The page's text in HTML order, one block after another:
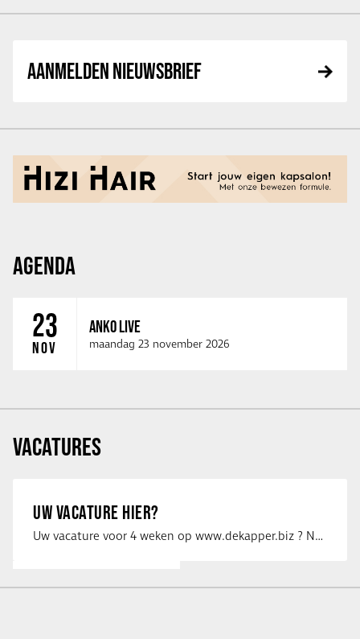
AANMELDEN NIEUWSBRIEF
AGENDA
23
NOV
ANKO LIVE
maandag 23 november 2026
VACATURES
UW VACATURE HIER?
Uw vacature voor 4 weken op www.dekapper.biz ? Neem dan contact op met Maaike …